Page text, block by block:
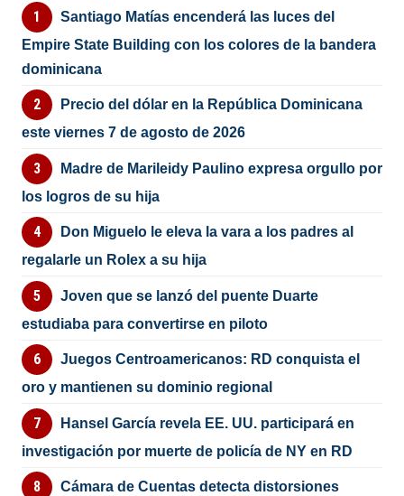
Santiago Matías encenderá las luces del
Empire State Building con los colores de la bandera
dominicana
Precio del dólar en la República Dominicana
este viernes 7 de agosto de 2026
Madre de Marileidy Paulino expresa orgullo por
los logros de su hija
Don Miguelo le eleva la vara a los padres al
regalarle un Rolex a su hija
Joven que se lanzó del puente Duarte
estudiaba para convertirse en piloto
Juegos Centroamericanos: RD conquista el
oro y mantienen su dominio regional
Hansel García revela EE. UU. participará en
investigación por muerte de policía de NY en RD
Cámara de Cuentas detecta distorsiones